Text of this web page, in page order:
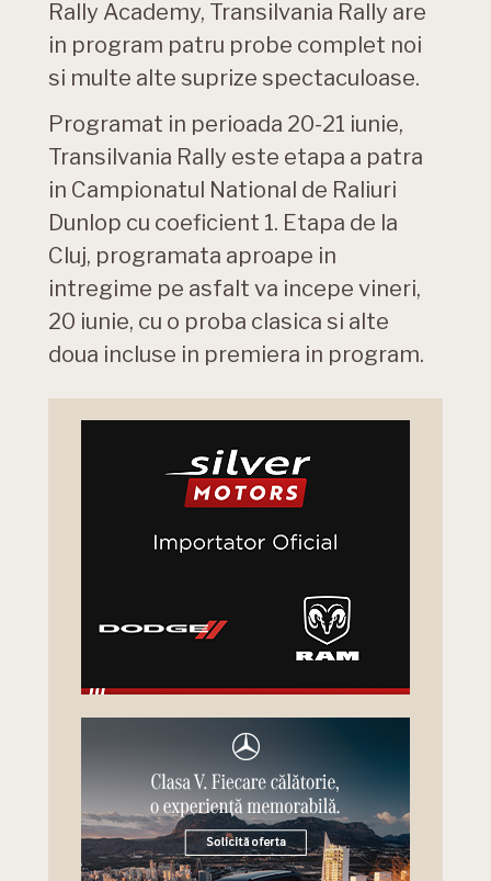
Rally Academy, Transilvania Rally are
in program patru probe complet noi
si multe alte suprize spectaculoase.
Programat in perioada 20-21 iunie,
Transilvania Rally este etapa a patra
in Campionatul National de Raliuri
Dunlop cu coeficient 1. Etapa de la
Cluj, programata aproape in
intregime pe asfalt va incepe vineri,
20 iunie, cu o proba clasica si alte
doua incluse in premiera in program.